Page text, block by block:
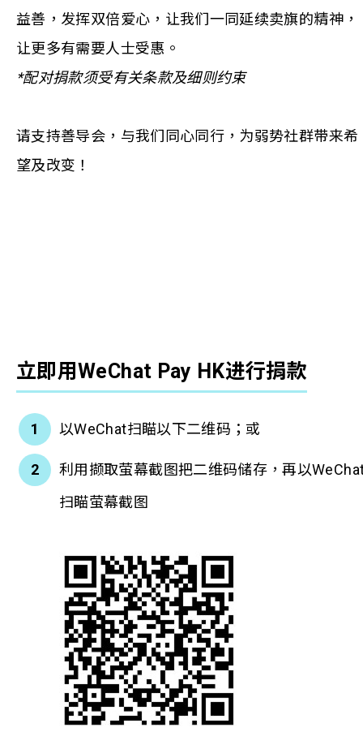
益善，发挥双倍爱心，让我们一同延续卖旗的精神，
让更多有需要人士受惠。
*配对捐款须受有关条款及细则约束
请支持善导会，与我们同心同行，为弱势社群带来希
望及改变！
立即用WeChat Pay HK进行捐款
以WeChat扫瞄以下二维码；或
利用撷取萤幕截图把二维码储存，再以
扫瞄萤幕截图